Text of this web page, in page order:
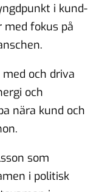
i kund-
med fokus på
och driva
och
nära kund och
som
i politisk